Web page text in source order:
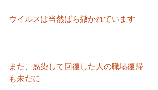
ウイルスは当然ばら撒かれています
また、感染して回復した人の職場復帰
も未だに